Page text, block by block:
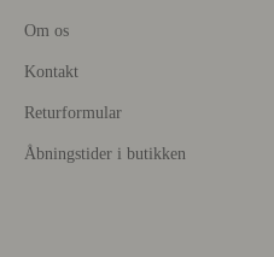
Om os
Kontakt
Returformular
Åbningstider i butikken